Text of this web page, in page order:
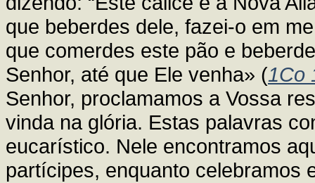
que beberdes dele, fazei-o em
que comerdes este pão e
Senhor, até que Ele venha» (1Co
Senhor, proclamamos a Vossa
vinda na glória. Estas palavras
eucarístico. Nele encontramos
partícipes, enquanto celebramos